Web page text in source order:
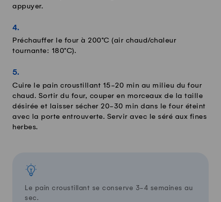
appuyer.
Préchauffer le four à 200°C (air chaud/chaleur
tournante: 180°C).
Cuire le pain croustillant 15-20 min au milieu du four
chaud. Sortir du four, couper en morceaux de la taille
désirée et laisser sécher 20-30 min dans le four éteint
avec la porte entrouverte. Servir avec le séré aux fines
herbes.
Le pain croustillant se conserve 3-4 semaines au
sec.